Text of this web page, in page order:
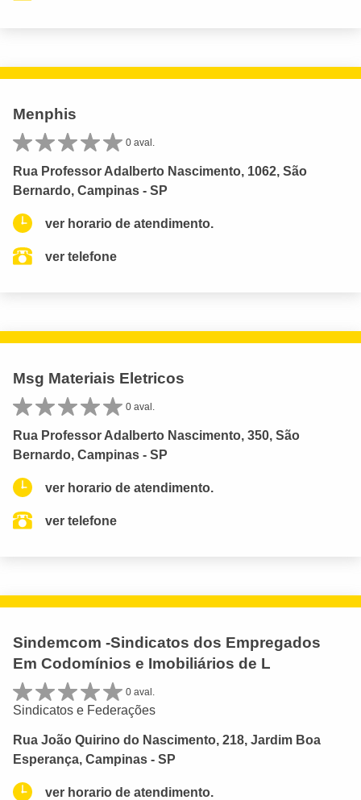
Menphis
0 aval.
Rua Professor Adalberto Nascimento, 1062, São
Bernardo, Campinas - SP
ver horario de atendimento.
ver telefone
Msg Materiais Eletricos
0 aval.
Rua Professor Adalberto Nascimento, 350, São
Bernardo, Campinas - SP
ver horario de atendimento.
ver telefone
Sindemcom -Sindicatos dos Empregados
Em Codomínios e Imobiliários de L
0 aval.
Sindicatos e Federações
Rua João Quirino do Nascimento, 218, Jardim Boa
Esperança, Campinas - SP
ver horario de atendimento.